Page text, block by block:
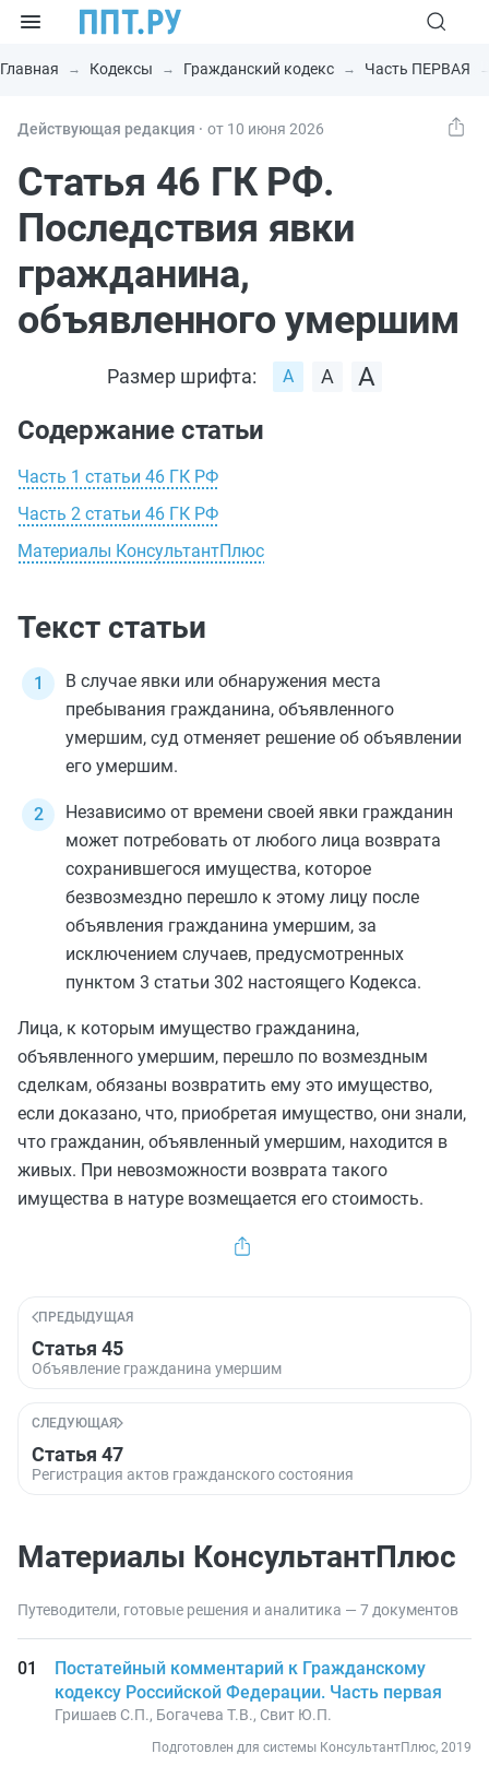
Главная Кодексы Гражданский кодекс Часть ПЕРВАЯ
Действующая редакция ⸱ от 10 июня 2026
Статья 46 ГК РФ.
Последствия явки
гражданина,
объявленного умершим
Размер шрифта:
Содержание статьи
Часть 1 статьи 46 ГК РФ
Часть 2 статьи 46 ГК РФ
Материалы КонсультантПлюс
Текст статьи
В случае явки или обнаружения места
пребывания гражданина, объявленного
умершим, суд отменяет решение об объявлении
его умершим.
Независимо от времени своей явки гражданин
может потребовать от любого лица возврата
сохранившегося имущества, которое
безвозмездно перешло к этому лицу после
объявления гражданина умершим, за
исключением случаев, предусмотренных
пунктом 3 статьи 302 настоящего Кодекса.
Лица, к которым имущество гражданина,
объявленного умершим, перешло по возмездным
сделкам, обязаны возвратить ему это имущество,
если доказано, что, приобретая имущество, они знали,
что гражданин, объявленный умершим, находится в
живых. При невозможности возврата такого
имущества в натуре возмещается его стоимость.
ПРЕДЫДУЩАЯ
Статья 45
Объявление гражданина умершим
СЛЕДУЮЩАЯ
Статья 47
Регистрация актов гражданского состояния
Материалы КонсультантПлюс
Путеводители, готовые решения и аналитика — 7 документов
Постатейный комментарий к Гражданскому
кодексу Российской Федерации. Часть первая
Гришаев С.П., Богачева Т.В., Свит Ю.П.
Подготовлен для системы КонсультантПлюс, 2019